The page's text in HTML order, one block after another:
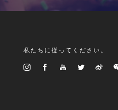
私たちに従ってください。